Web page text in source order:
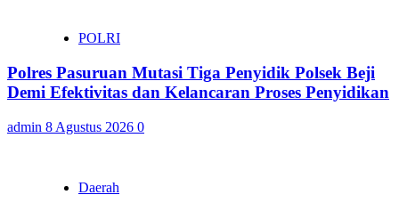
POLRI
Polres Pasuruan Mutasi Tiga Penyidik Polsek Beji
Demi Efektivitas dan Kelancaran Proses Penyidikan
admin 8 Agustus 2026 0
Daerah